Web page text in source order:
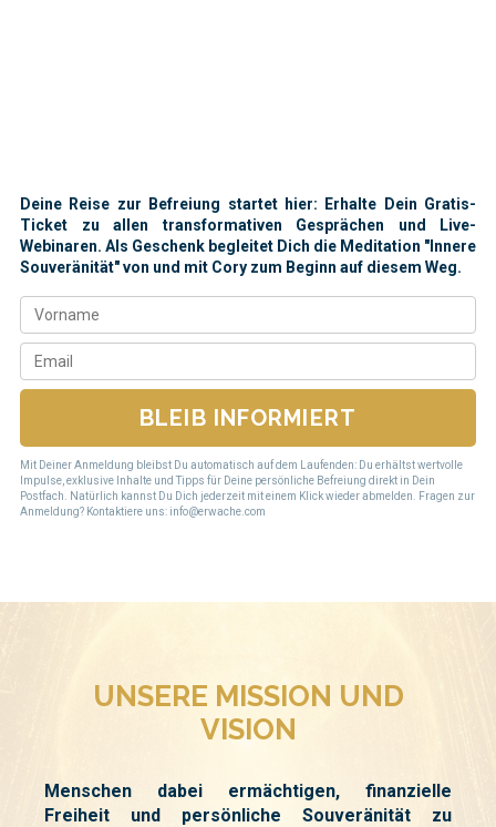
Deine Reise zur Befreiung startet hier: Erhalte Dein Gratis-
Ticket zu allen transformativen Gesprächen und Live-
Webinaren. Als Geschenk begleitet Dich die Meditation "Innere
Souveränität" von und mit Cory zum Beginn auf diesem Weg.
BLEIB INFORMIERT
Mit Deiner Anmeldung bleibst Du automatisch auf dem Laufenden: Du erhältst wertvolle
Impulse, exklusive Inhalte und Tipps für Deine persönliche Befreiung direkt in Dein
Postfach. Natürlich kannst Du Dich jederzeit mit einem Klick wieder abmelden. Fragen zur
Anmeldung? Kontaktiere uns: info@erwache.com
UNSERE MISSION UND
VISION
Menschen dabei ermächtigen, finanzielle
Freiheit und persönliche Souveränität zu